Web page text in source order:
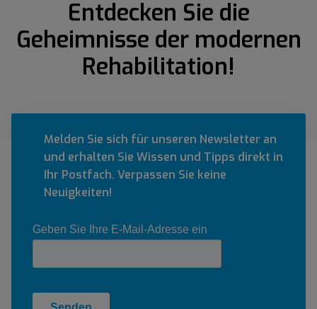
Entdecken Sie die
Geheimnisse der modernen
Rehabilitation!
Melden Sie sich für unseren Newsletter an
und erhalten Sie Wissen und Tipps direkt in
Ihr Postfach. Verpassen Sie keine
Neuigkeiten!